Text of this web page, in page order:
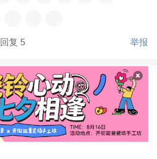
回复 5 举报